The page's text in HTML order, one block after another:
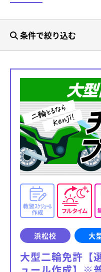
条件で絞り込む
浜松校 大
大型二輪免許【